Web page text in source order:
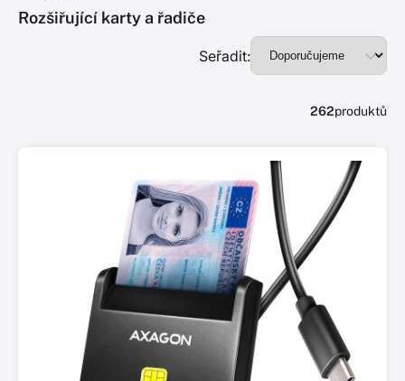
Rozšiřující karty a řadiče
Seřadit:
262produktů